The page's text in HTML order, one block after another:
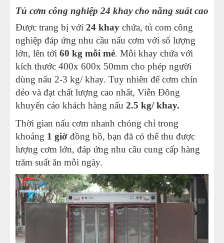
Tủ cơm công nghiệp 24 khay cho năng suất cao
Được trang bị với 24 khay chứa, tủ com công
nghiệp đáp ứng nhu cầu nấu cơm với số lượng
lớn, lên tới 60 kg mỗi mẻ. Mỗi khay chứa với
kích thước 400x 600x 50mm cho phép người
dùng nấu 2-3 kg/ khay. Tuy nhiên để cơm chín
dẻo và đạt chất lượng cao nhất, Viễn Đông
khuyến cáo khách hàng nấu 2.5 kg/ khay.
Thời gian nấu cơm nhanh chóng chỉ trong
khoảng 1 giờ đồng hồ, bạn đã có thể thu được
lượng cơm lớn, đáp ứng nhu cầu cung cấp hàng
trăm suất ăn mỗi ngày.